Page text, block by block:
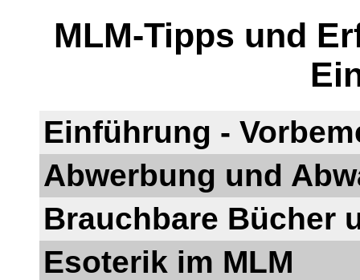
MLM-Tipps und
Einführung -
Abwerbung und
Brauchbare Bücher
Esoterik im MLM